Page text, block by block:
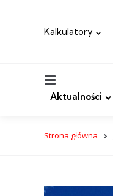
Kalkulatory
Aktualności
Strona główna